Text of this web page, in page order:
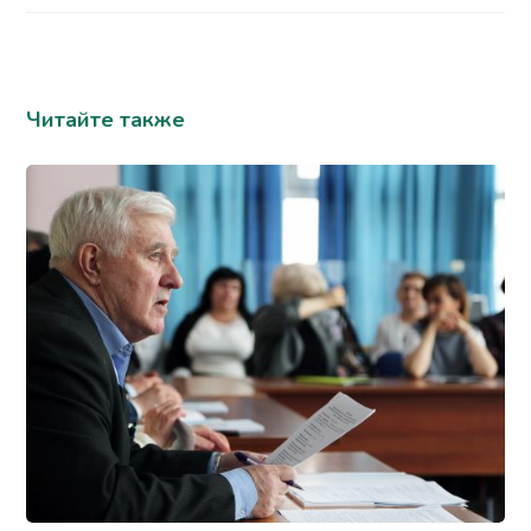
Читайте также